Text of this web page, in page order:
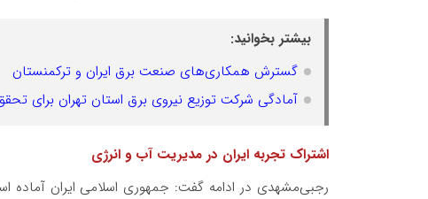
بیشتر بخوانید:
گسترش همکاری‌های صنعت برق ایران و ترکمنستان
آمادگی شرکت توزیع نیروی برق استان تهران برای
اشتراک تجربه ایران در مدیریت آب و انرژی
رجبی‌مشهدی در ادامه گفت: جمهوری اسلامی ایران آماده